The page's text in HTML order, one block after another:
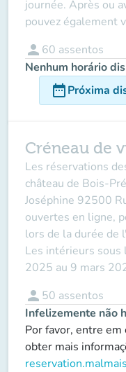
journée. Après ou
pouvez également
person 60 assentos
Nenhum horário
date_rangePróxima
Créneau de
Les réservations
château de Bois-
Joséphine 92500
ouvertes en ligne,
lors de la durée de
Les intérieurs sous
2025 au 9 mars
person 50 assentos
Infelizemente não
Por favor, entre
obter mais